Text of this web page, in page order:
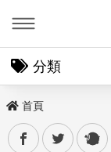
分類
首頁
facebooktwitter plurk